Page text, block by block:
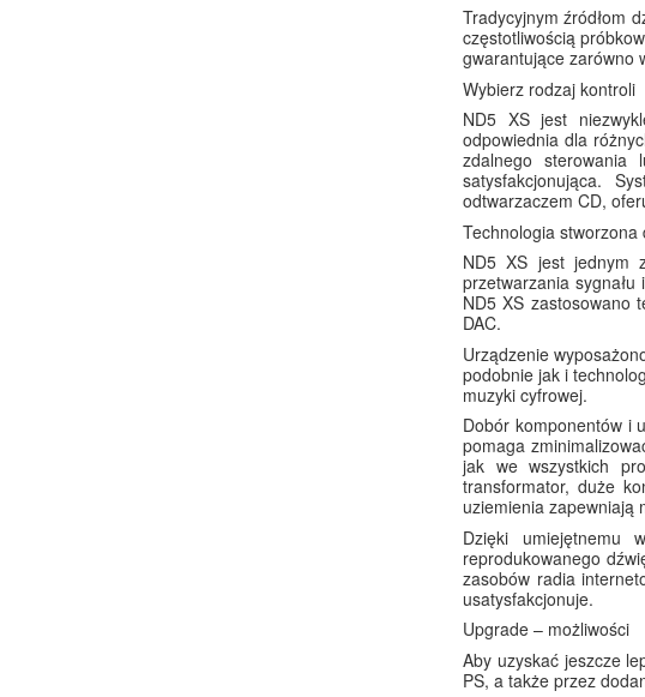
Tradycyjnym źródłom
częstotliwością
gwarantujące zarówno
Wybierz rodzaj kontroli
ND5 XS jest
odpowiednia dla
zdalnego
satysfakcjonująca.
odtwarzaczem CD,
Technologia stworzona
ND5 XS jest jednym
przetwarzania
ND5 XS zastosowano
DAC.
Urządzenie
podobnie jak i
muzyki cyfrowej.
Dobór komponentów i
pomaga
jak we wszystkich
transformator, duże
uziemienia zapewniają
Dzięki umiejętnemu
reprodukowanego
zasobów radia
usatysfakcjonuje.
Upgrade – możliwości
Aby uzyskać jeszcze
PS, a także przez